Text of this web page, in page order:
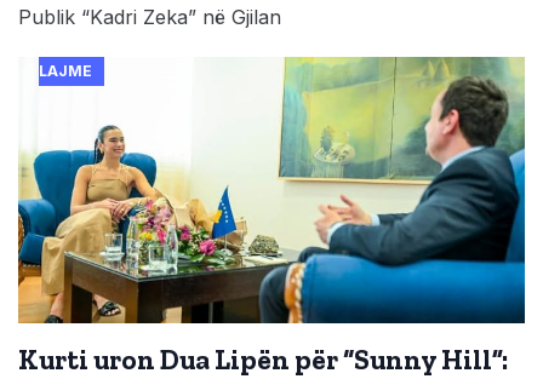
Publik “Kadri Zeka” në Gjilan
LAJME
Kurti uron Dua Lipën për “Sunny Hill”: